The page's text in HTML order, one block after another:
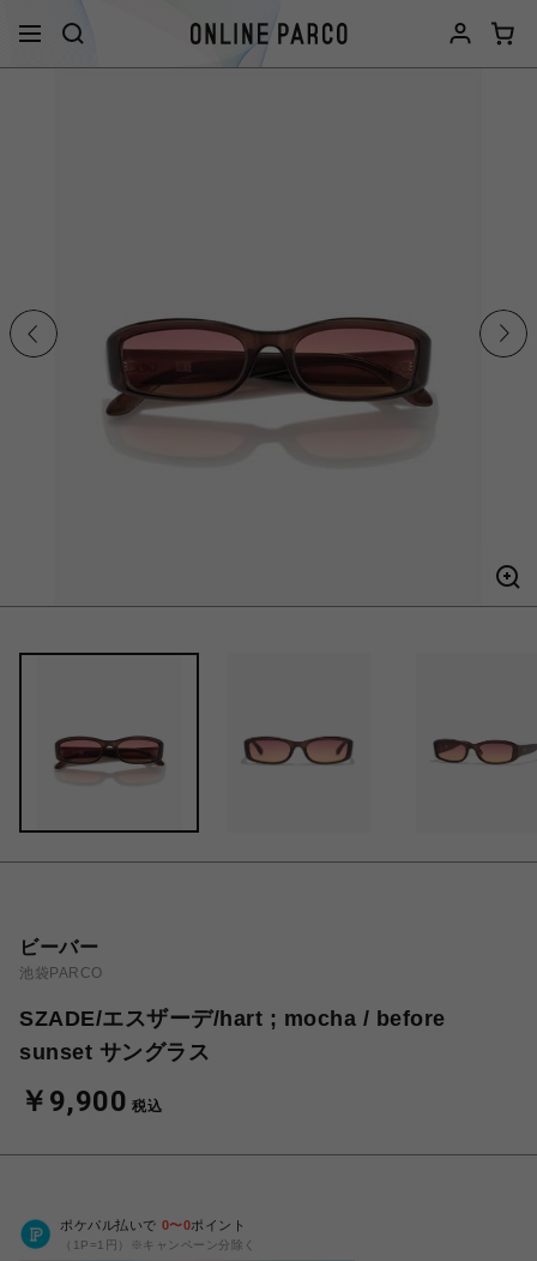
ビーバー
池袋PARCO
SZADE/エスザーデ/hart ; mocha / before
sunset サングラス
￥9,900 税込
ポケパル払いで 0〜0ポイント
（1P=1円）※キャンペーン分除く